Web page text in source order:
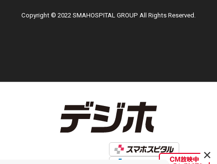
Copyright © 2022 SMAHOSPITAL GROUP All Rights Reserved.
×